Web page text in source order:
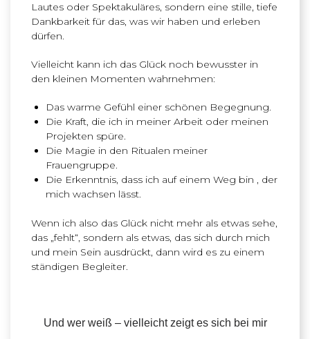
Lautes oder Spektakuläres, sondern eine stille, tiefe
Dankbarkeit für das, was wir haben und erleben
dürfen.
Vielleicht kann ich das Glück noch bewusster in
den kleinen Momenten wahrnehmen:
Das warme Gefühl einer schönen Begegnung.
Die Kraft, die ich in meiner Arbeit oder meinen
Projekten spüre.
Die Magie in den Ritualen meiner
Frauengruppe.
Die Erkenntnis, dass ich auf einem Weg bin , der
mich wachsen lässt.
Wenn ich also das Glück nicht mehr als etwas sehe,
das „fehlt“, sondern als etwas, das sich durch mich
und mein Sein ausdrückt, dann wird es zu einem
ständigen Begleiter.
Und wer weiß – vielleicht zeigt es sich bei mir